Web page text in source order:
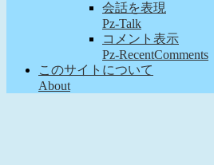
会話を表現
Pz-Talk
コメント表示
Pz-RecentComments
このサイトについて
About